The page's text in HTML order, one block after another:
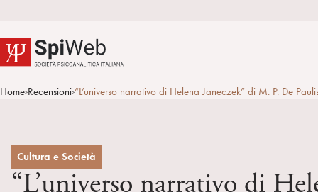
Home>Recensioni>“L’universo narrativo di Helena Janeczek” di M. P. De
Cultura e Società
“L’universo narrativo di